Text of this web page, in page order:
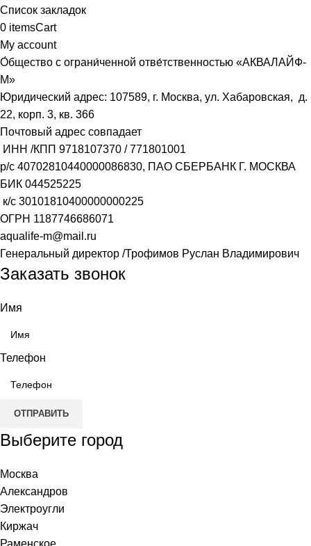
Список закладок
0 itemsCart
My account
О́бщество с ограни́ченной отве́тственностью «АКВАЛАЙФ-
М»
Юридический адрес: 107589, г. Москва, ул. Хабаровская, д.
22, корп. 3, кв. 366
Почтовый адрес совпадает
ИНН /КПП 9718107370 /771801001
р/с 40702810440000086830, ПАО СБЕРБАНК Г. МОСКВА
БИК 044525225
к/с 30101810400000000225
ОГРН 1187746686071
aqualife-m@mail.ru
Генеральный директор /Трофимов Руслан Владимирович
Заказать звонок
Имя
Телефон
ОТПРАВИТЬ
Выберите город
Москва
Александров
Электроугли
Киржач
Раменское